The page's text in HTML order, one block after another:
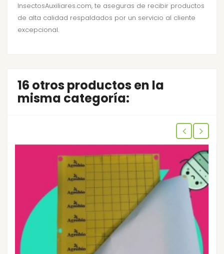
InsectosAuxiliares.com, te aseguras de recibir productos
de alta calidad respaldados por un servicio al cliente
excepcional.
16 otros productos en la
misma categoría: